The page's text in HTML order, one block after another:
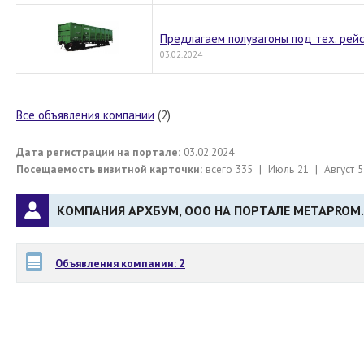
Предлагаем полувагоны под тех.
03.02.2024
Все объявления компании (2)
Дата регистрации на портале: 03.02.2024
Посещаемость визитной карточки: всего 335 | Июль 21 | Август 5
КОМПАНИЯ АРХБУМ, ООО НА ПОРТАЛЕ
Объявления компании: 2